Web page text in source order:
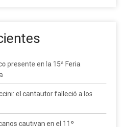
presente en la 15ª Feria
el cantautor falleció a los
cautivan en el 11º